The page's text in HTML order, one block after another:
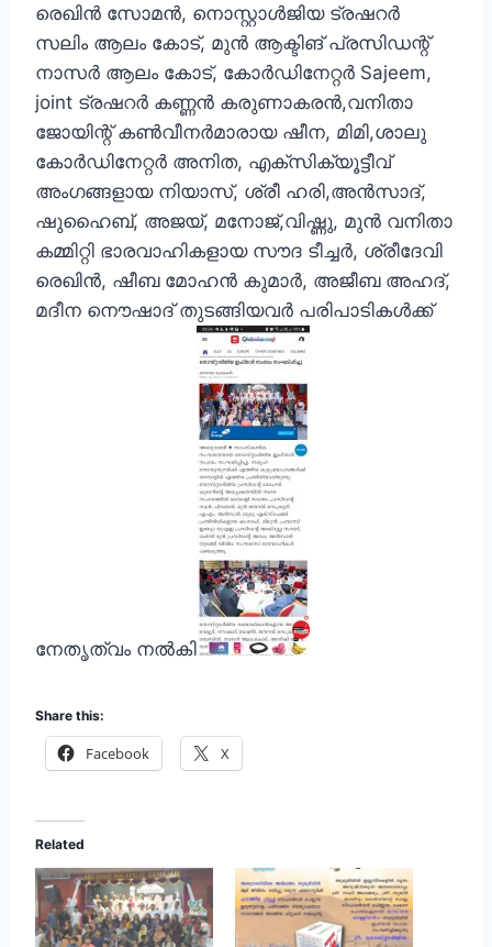
രെഖിൻ സോമൻ, നൊസ്റ്റാൾജിയ ട്രഷറർ
സലിം ആലം കോട്, മുൻ ആക്ടിങ് പ്രസിഡന്റ്‌
നാസർ ആലം കോട്, കോർഡിനേറ്റർ Sajeem,
joint ട്രഷറർ കണ്ണൻ കരുണാകരൻ,വനിതാ
ജോയിന്റ് കൺവീനർമാരായ ഷീന, മിമി,ശാലു
കോർഡിനേറ്റർ അനിത, എക്‌സിക്യൂട്ടീവ്
അംഗങ്ങളായ നിയാസ്, ശ്രീ ഹരി,അൻസാദ്,
ഷുഹൈബ്, അജയ്, മനോജ്‌,വിഷ്ണു, മുൻ വനിതാ
കമ്മിറ്റി ഭാരവാഹികളായ സൗദ ടീച്ചർ, ശ്രീദേവി
രെഖിൻ, ഷീബ മോഹൻ കുമാർ, അജീബ അഹദ്,
മദീന നൌഷാദ് തുടങ്ങിയവർ പരിപാടികൾക്ക്
നേതൃത്വം നൽകി
Share this:
Facebook X
Related